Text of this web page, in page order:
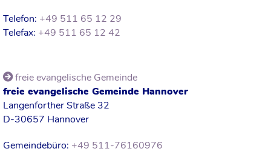
Telefon: +49 511 65 12 29
Telefax: +49 511 65 12 42
freie evangelische Gemeinde
freie evangelische Gemeinde Hannover
Langenforther Straße 32
D-30657 Hannover
Gemeindebüro: +49 511-76160976